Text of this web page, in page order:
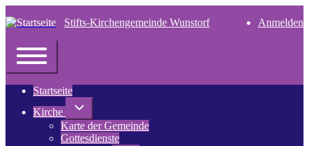
UserAnmelden
Stifts-Kirchengemeinde Wunstorf
Navigation
Toggle
main
menu
Startseite
Kirche
Unternavigation
Kirche
Karte der Gemeinde
Gottesdienste